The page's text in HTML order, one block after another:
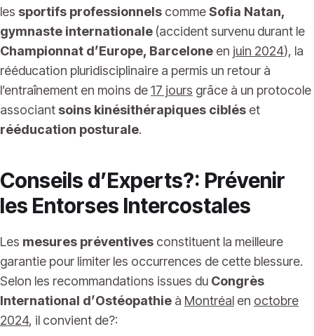
les sportifs professionnels commeSofia Natan,
gymnaste internationale (accident survenu durant le
Championnat d’Europe, Barcelone en juin 2024), la
rééducation pluridisciplinaire a permis un retour à
l’entraînement en moins de17 jours grâce à un protocole
associant soins kinésithérapiques ciblés et
rééducation posturale.
Conseils d’Experts?: Prévenir
les Entorses Intercostales
Les mesures préventives constituent la meilleure
garantie pour limiter les occurrences de cette blessure.
Selon les recommandations issues du Congrès
International d’Ostéopathie à Montréal en octobre
2024, il convient de?: